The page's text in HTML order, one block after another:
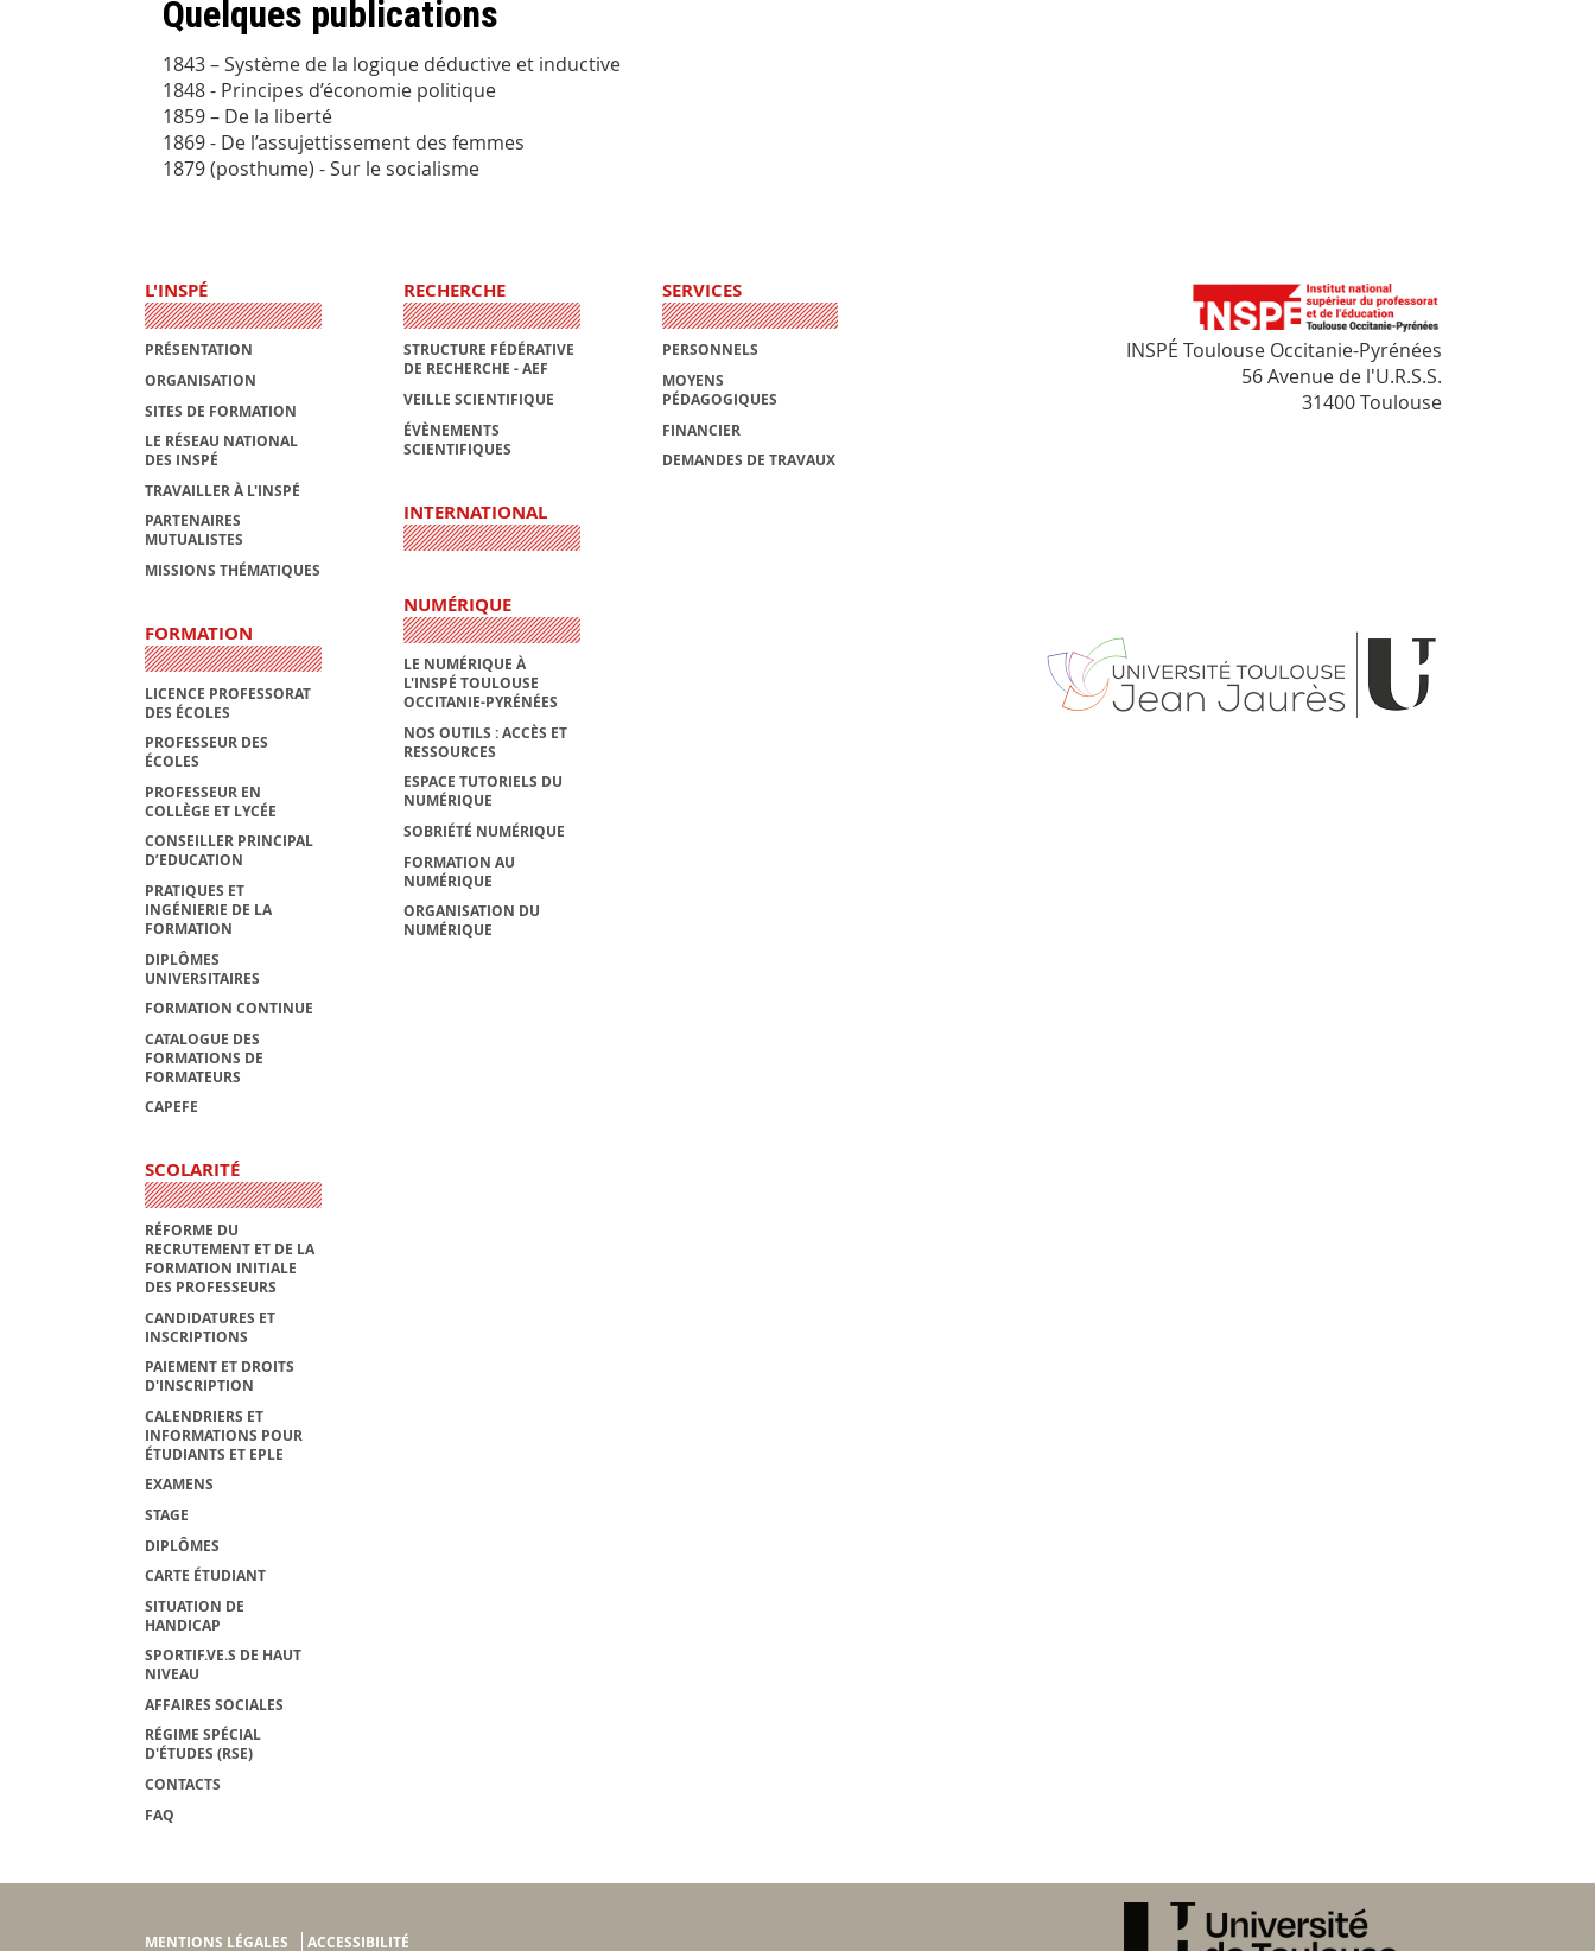
Quelques publications
1843 – Système de la logique déductive et inductive
1848 - Principes d’économie politique
1859 – De la liberté
1869 - De l’assujettissement des femmes
1879 (posthume) - Sur le socialisme
L'INSPÉ
PRÉSENTATION
ORGANISATION
SITES DE FORMATION
LE RÉSEAU NATIONAL
DES INSPÉ
TRAVAILLER À L'INSPÉ
PARTENAIRES
MUTUALISTES
MISSIONS THÉMATIQUES
FORMATION
LICENCE PROFESSORAT
DES ÉCOLES
PROFESSEUR DES
ÉCOLES
PROFESSEUR EN
COLLÈGE ET LYCÉE
CONSEILLER PRINCIPAL
D’EDUCATION
PRATIQUES ET
INGÉNIERIE DE LA
FORMATION
DIPLÔMES
UNIVERSITAIRES
FORMATION CONTINUE
CATALOGUE DES
FORMATIONS DE
FORMATEURS
CAPEFE
SCOLARITÉ
RÉFORME DU
RECRUTEMENT ET DE LA
FORMATION INITIALE
DES PROFESSEURS
CANDIDATURES ET
INSCRIPTIONS
PAIEMENT ET DROITS
D'INSCRIPTION
CALENDRIERS ET
INFORMATIONS POUR
ÉTUDIANTS ET EPLE
EXAMENS
STAGE
DIPLÔMES
CARTE ÉTUDIANT
SITUATION DE
HANDICAP
SPORTIF.VE.S DE HAUT
NIVEAU
AFFAIRES SOCIALES
RÉGIME SPÉCIAL
D'ÉTUDES (RSE)
CONTACTS
FAQ
RECHERCHE
STRUCTURE FÉDÉRATIVE
DE RECHERCHE - AEF
VEILLE SCIENTIFIQUE
ÉVÈNEMENTS
SCIENTIFIQUES
INTERNATIONAL
NUMÉRIQUE
LE NUMÉRIQUE À
L'INSPÉ TOULOUSE
OCCITANIE-PYRÉNÉES
NOS OUTILS : ACCÈS ET
RESSOURCES
ESPACE TUTORIELS DU
NUMÉRIQUE
SOBRIÉTÉ NUMÉRIQUE
FORMATION AU
NUMÉRIQUE
ORGANISATION DU
NUMÉRIQUE
SERVICES
PERSONNELS
MOYENS
PÉDAGOGIQUES
FINANCIER
DEMANDES DE TRAVAUX
INSPÉ Toulouse Occitanie-Pyrénées
56 Avenue de l'U.R.S.S.
31400 Toulouse
MENTIONS LÉGALES ACCESSIBILITÉ